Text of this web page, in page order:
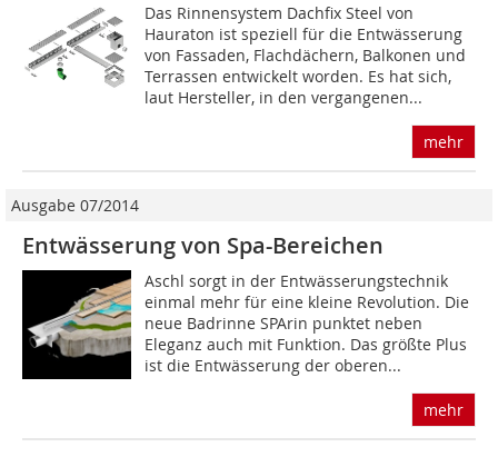
Das Rinnensystem Dachfix Steel von
Hauraton ist speziell für die Entwässerung
von Fassaden, Flachdächern, Balkonen und
Terrassen entwickelt worden. Es hat sich,
laut Hersteller, in den vergangenen...
mehr
Ausgabe 07/2014
Entwässerung von Spa-Bereichen
Aschl sorgt in der Entwässerungstechnik
einmal mehr für eine kleine Revolution. Die
neue Badrinne SPArin punktet neben
Eleganz auch mit Funktion. Das größte Plus
ist die Entwässerung der oberen...
mehr